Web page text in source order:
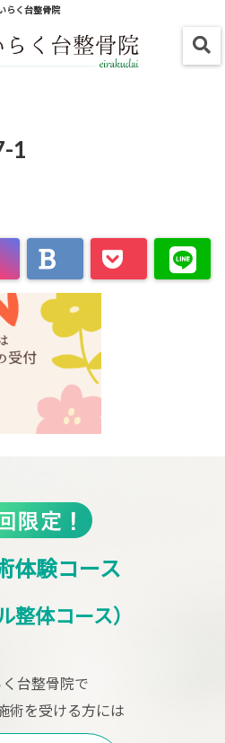
らく台整骨院
1
体験コース
整体コース）
く台整骨院で
術を受ける方には